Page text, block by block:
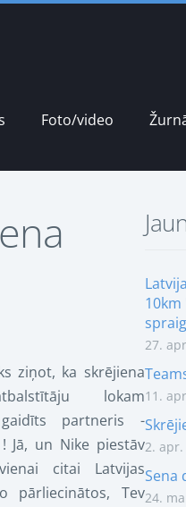
Foto/video
27.
11.
2. apr.
Sena
24.
ziņot, ka skrējiena
lokam
partneris -
! Jā, un Nike piestāv
citai Latvijas
pārliecinātos, Tev